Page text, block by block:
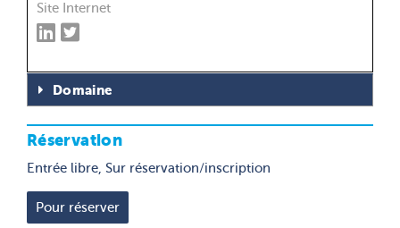
Site Internet
Domaine
Réservation
Entrée libre, Sur réservation/inscription